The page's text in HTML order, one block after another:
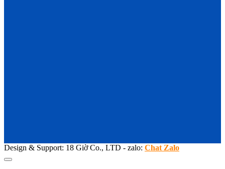
Design & Support: 18 Giờ Co., LTD - zalo: Chat Zalo